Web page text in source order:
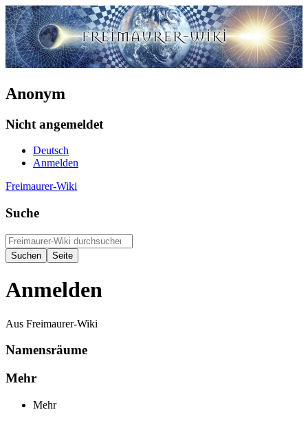
Anonym
Nicht angemeldet
Deutsch
Anmelden
Freimaurer-Wiki
Suche
Anmelden
Aus Freimaurer-Wiki
Namensräume
Mehr
Mehr